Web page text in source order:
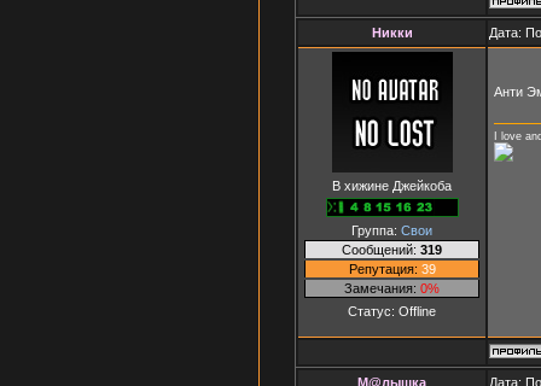
Никки Дата:
В хижине Джейкоба
Группа: Свои
Сообщений: 319
Репутация: 39
Замечания: 0%
Статус: Offline
Анти
I love
М@лышка Дата: